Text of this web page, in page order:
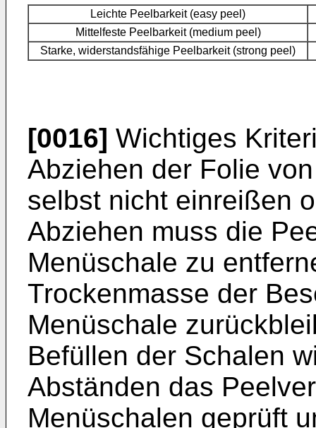
Leichte Peelbarkeit (easy peel)
Mittelfeste Peelbarkeit (medium peel)
Starke, widerstandsfähige Peelbarkeit (strong peel)
[0016] Wichtiges
Abziehen der Folie
selbst nicht einreißen
Abziehen muss die
Menüschale zu
Trockenmasse der
Menüschale
Befüllen der Schalen
Abständen das
Menüschalen geprüft